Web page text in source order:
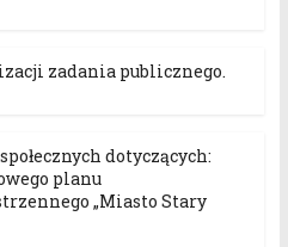
zadania publicznego.
dotyczących:
planu
„Miasto Stary